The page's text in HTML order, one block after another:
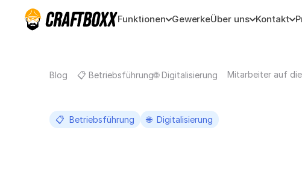
Funktionen GewerkeÜber uns Kontakt
Blog 📋 Betriebsführung🌐 Digitalisierung Mitarbeiter auf
📋  Betriebsführung 🌐  Digitalisierung